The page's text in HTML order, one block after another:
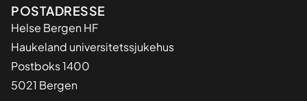
Adresse
POSTADRESSE
Helse Bergen HF
Haukeland universitetssjukehus
Postboks 1400
5021 Bergen